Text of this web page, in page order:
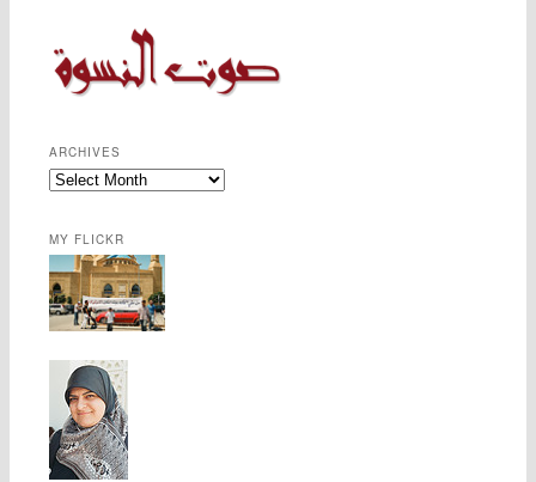
ARCHIVES
MY FLICKR